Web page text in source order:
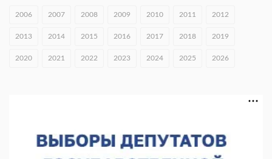
05.08.2026 14:04
2006 2007 2008 2009 2010 2011 2012
2013 2014 2015 2016 2017 2018 2019
2020 2021 2022 2023 2024 2025 2026